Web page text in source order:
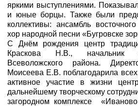
яркими выступлениями.
и юные борцы. Также были
коллективы: ансамбль
хор народной песни «Бугровске
С Днём рождения центр
Краскова Н.В., начальник
Всеволожского района.
Моисеева Е.В. поблагодарила
активное участие в жизни
дальнейшему творческому
загородном комплексе